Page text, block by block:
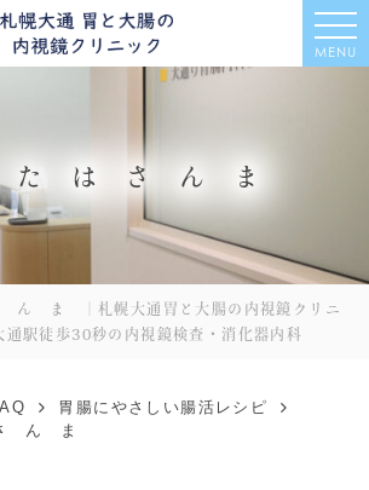
MENU
た は さ ん ま
｜札幌大通胃と大腸の内視鏡クリニ
通駅徒歩30秒の内視鏡検査・消化器内科
胃腸にやさしい腸活レシピ
ん ま